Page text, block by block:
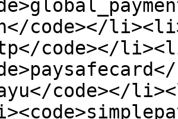
code></
code></
code></